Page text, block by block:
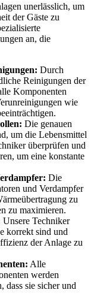
unerlässlich, um
der Gäste zu
an, die
Durch
Reinigungen der
Komponenten
wie
Die genauen
um die Lebensmittel
überprüfen und
um eine konstante
Die
und Verdampfer
zu
zu maximieren.
Unsere Techniker
korrekt sind und
der Anlage zu
Alle
werden
dass sie sicher und